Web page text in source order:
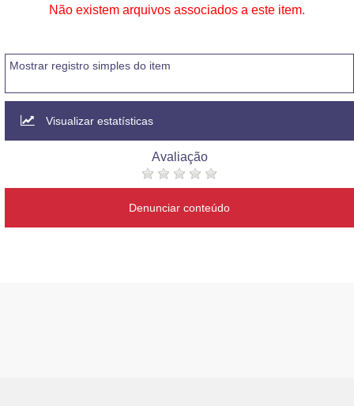
Não existem arquivos associados a este item.
Mostrar registro simples do item
Visualizar estatísticas
Avaliação
Denunciar conteúdo